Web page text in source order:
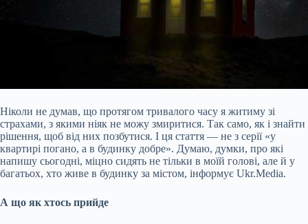
Ніколи не думав, що протягом тривалого часу я житиму зі
страхами, з якими ніяк не можу змиритися. Так само, як і знайти
рішення, щоб від них позбутися. І ця стаття — не з серії «у
квартирі погано, а в будинку добре». Думаю, думки, про які
напишу сьогодні, міцно сидять не тільки в моїй голові, але й у
багатьох, хто живе в будинку за містом, інформує Ukr.Media.
А що як хтось прийде